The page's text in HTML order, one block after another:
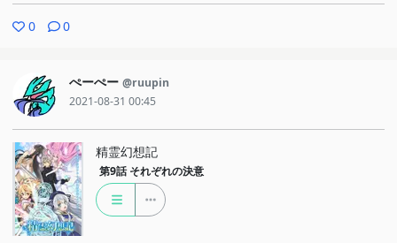
0 0
ぺーぺー @ruupin
2021-08-31 00:45
精霊幻想記
第9話 それぞれの決意